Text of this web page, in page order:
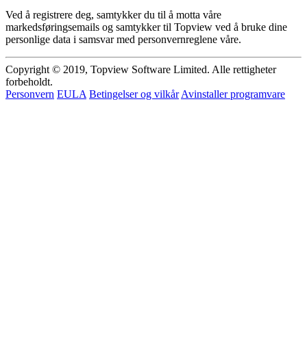
Ved å registrere deg, samtykker du til å motta våre
markedsføringsemails og samtykker til Topview ved å bruke dine
personlige data i samsvar med personvernreglene våre.
Copyright © 2019, Topview Software Limited. Alle rettigheter
forbeholdt.
Personvern EULA Betingelser og vilkår Avinstaller programvare